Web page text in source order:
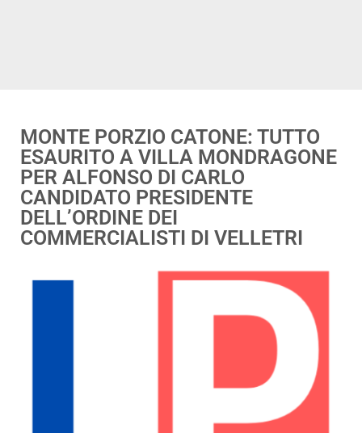
MONTE PORZIO CATONE: TUTTO
ESAURITO A VILLA MONDRAGONE
PER ALFONSO DI CARLO
CANDIDATO PRESIDENTE
DELL’ORDINE DEI
COMMERCIALISTI DI VELLETRI